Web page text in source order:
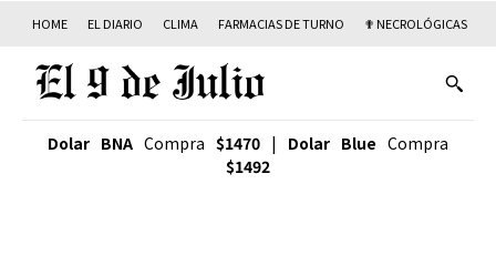
HOME EL DIARIO CLIMA FARMACIAS DE TURNO ✟ NECROLÓGICAS
Dolar BNA Compra $1470 | Dolar Blue Compra
$1492